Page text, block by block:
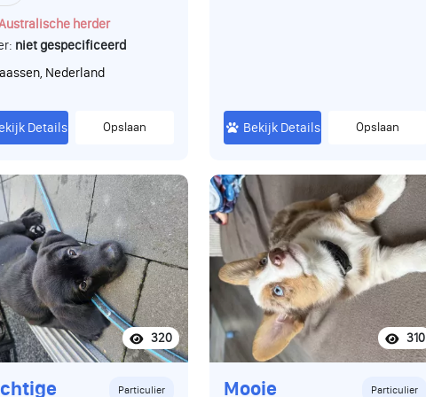
herder
niet gespecificeerd
Nederland
Details Opslaan Bekijk Details Opslaan
320
Particulier
310
Mooie
Particulier